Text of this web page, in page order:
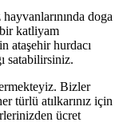
doga
katliyam
ataşehir hurdacı
satabilirsiniz.
Bizler
türlü atılkarınız için
ücret